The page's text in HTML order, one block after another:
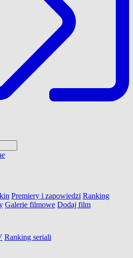
Premiery i zapowiedzi Ranking
Galerie filmowe Dodaj film
Ranking seriali